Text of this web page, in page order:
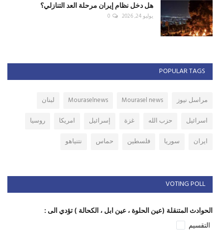
هل دخل نظام إيران مرحلة العد التنازلي؟
يوليو 24, 2026 0
POPULAR TAGS
مراسل نيوز Mourasel news
Mouraselnews
لبنان
اسرائيل
حزب الله غزة إسرائيل امريكا
روسيا
ايران
سوريا فلسطين حماس نتنياهو
VOTING POLL
الحوادث المتنقلة (عين الحلوة ، عين ابل ، الكحالة ) تؤدي الى :
التقسيم